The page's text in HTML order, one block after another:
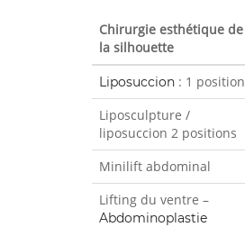
Chirurgie esthétique de
la silhouette
Liposuccion : 1 position
Liposculpture /
liposuccion 2 positions
Minilift abdominal
Lifting du ventre –
Abdominoplastie